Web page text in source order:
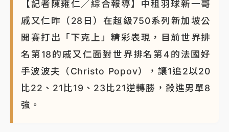
【記者陳雍仁／綜合報導】中租羽球新一哥
戚又仁昨（28日）在超級750系列新加坡公
開賽打出「下克上」精彩表現，目前世界排
名第18的戚又仁面對世界排名第4的法國好
手波波夫（Christo Popov），讓1追2以20
比22、21比19、23比21逆轉勝，殺進男單8
強。